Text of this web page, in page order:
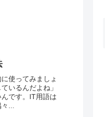
使ってみましょ
いるんだよね」
です。IT用語は
...